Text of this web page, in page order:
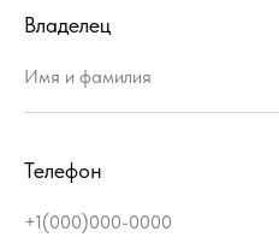
Владелец
Телефон